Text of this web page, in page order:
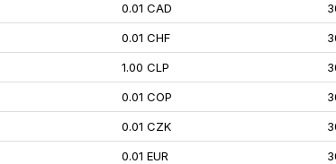
0.01 CAD
0.01 CHF
1.00 CLP
0.01 COP
0.01 CZK
0.01 EUR